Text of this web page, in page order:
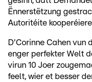
Ënnerstëtzung
Autoritéite
D'Corinne Cahen vun
enger perfekter Welt
virun 10 Joer
feelt, wier et besser